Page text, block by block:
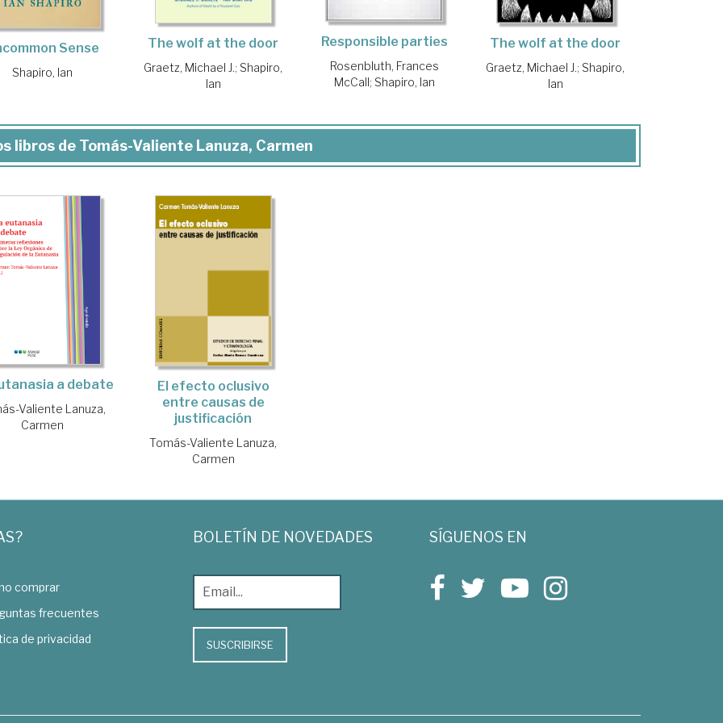
Sense
Shapiro, Ian
The wolf at the door
Graetz, Michael J.; Shapiro,
Ian
Responsible parties
Rosenbluth, Frances
McCall; Shapiro, Ian
The wolf at the door
Graetz, Michael J.; Shapiro,
Ian
libros de Tomás-Valiente Lanuza, Carmen
a debate
Valiente Lanuza,
Carmen
El efecto oclusivo
entre causas de
justificación
Tomás-Valiente Lanuza,
Carmen
comprar
frecuentes
de privacidad
BOLETÍN DE NOVEDADES
SUSCRIBIRSE
SÍGUENOS EN